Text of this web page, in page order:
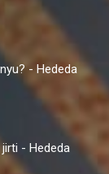
- Hededa
- Hededa